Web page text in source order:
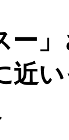
ー
近